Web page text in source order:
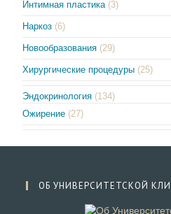
Интимная пластика (3)
Наркоз (6)
Новообразования (29)
Хирургические процедуры (25)
Эндокринология (134)
Ожирение (27)
ОБ УНИВЕРСИТЕТСКОЙ